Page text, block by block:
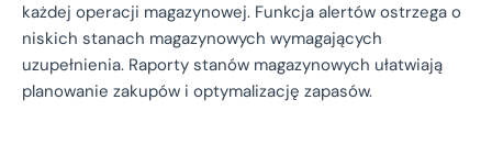
każdej operacji magazynowej. Funkcja alertów ostrzega o
niskich stanach magazynowych wymagających
uzupełnienia. Raporty stanów magazynowych ułatwiają
planowanie zakupów i optymalizację zapasów.